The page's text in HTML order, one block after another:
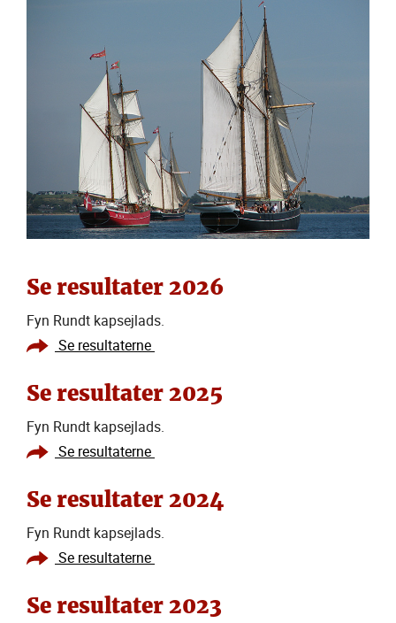
Se resultater 2026
Fyn Rundt kapsejlads.
Se resultaterne
Se resultater 2025
Fyn Rundt kapsejlads.
Se resultaterne
Se resultater 2024
Fyn Rundt kapsejlads.
Se resultaterne
Se resultater 2023